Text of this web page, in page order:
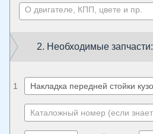
2. Необходимые запчасти:
1